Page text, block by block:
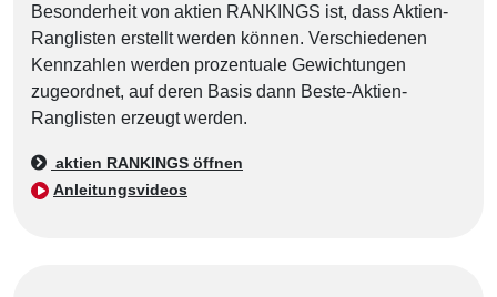
Besonderheit von aktien RANKINGS ist, dass Aktien-
Ranglisten erstellt werden können. Verschiedenen
Kennzahlen werden prozentuale Gewichtungen
zugeordnet, auf deren Basis dann Beste-Aktien-
Ranglisten erzeugt werden.
aktien RANKINGS öffnen
Anleitungsvideos